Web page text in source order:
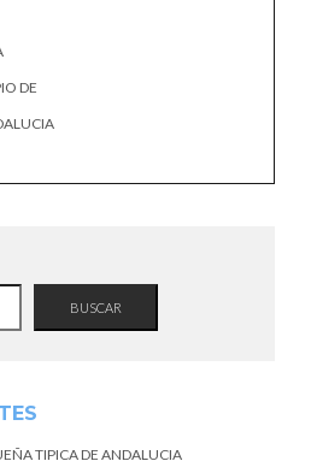
DE
BUSCAR
TIPICA DE ANDALUCIA